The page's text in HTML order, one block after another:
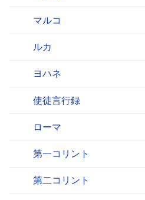
マルコ
ルカ
ヨハネ
使徒言行録
ローマ
第一コリント
第二コリント